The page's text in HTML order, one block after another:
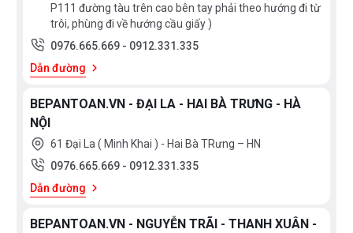
P111 đường tàu trên cao bên tay phải theo hướng đi từ
trôi, phùng đi về hướng cầu giấy )
0976.665.669 - 0912.331.335
Dẫn đường
BEPANTOAN.VN - ĐẠI LA - HAI BÀ TRƯNG - HÀ
NỘI
61 Đại La ( Minh Khai ) - Hai Bà TRưng – HN
0976.665.669 - 0912.331.335
Dẫn đường
BEPANTOAN.VN - NGUYỄN TRÃI - THANH XUÂN -